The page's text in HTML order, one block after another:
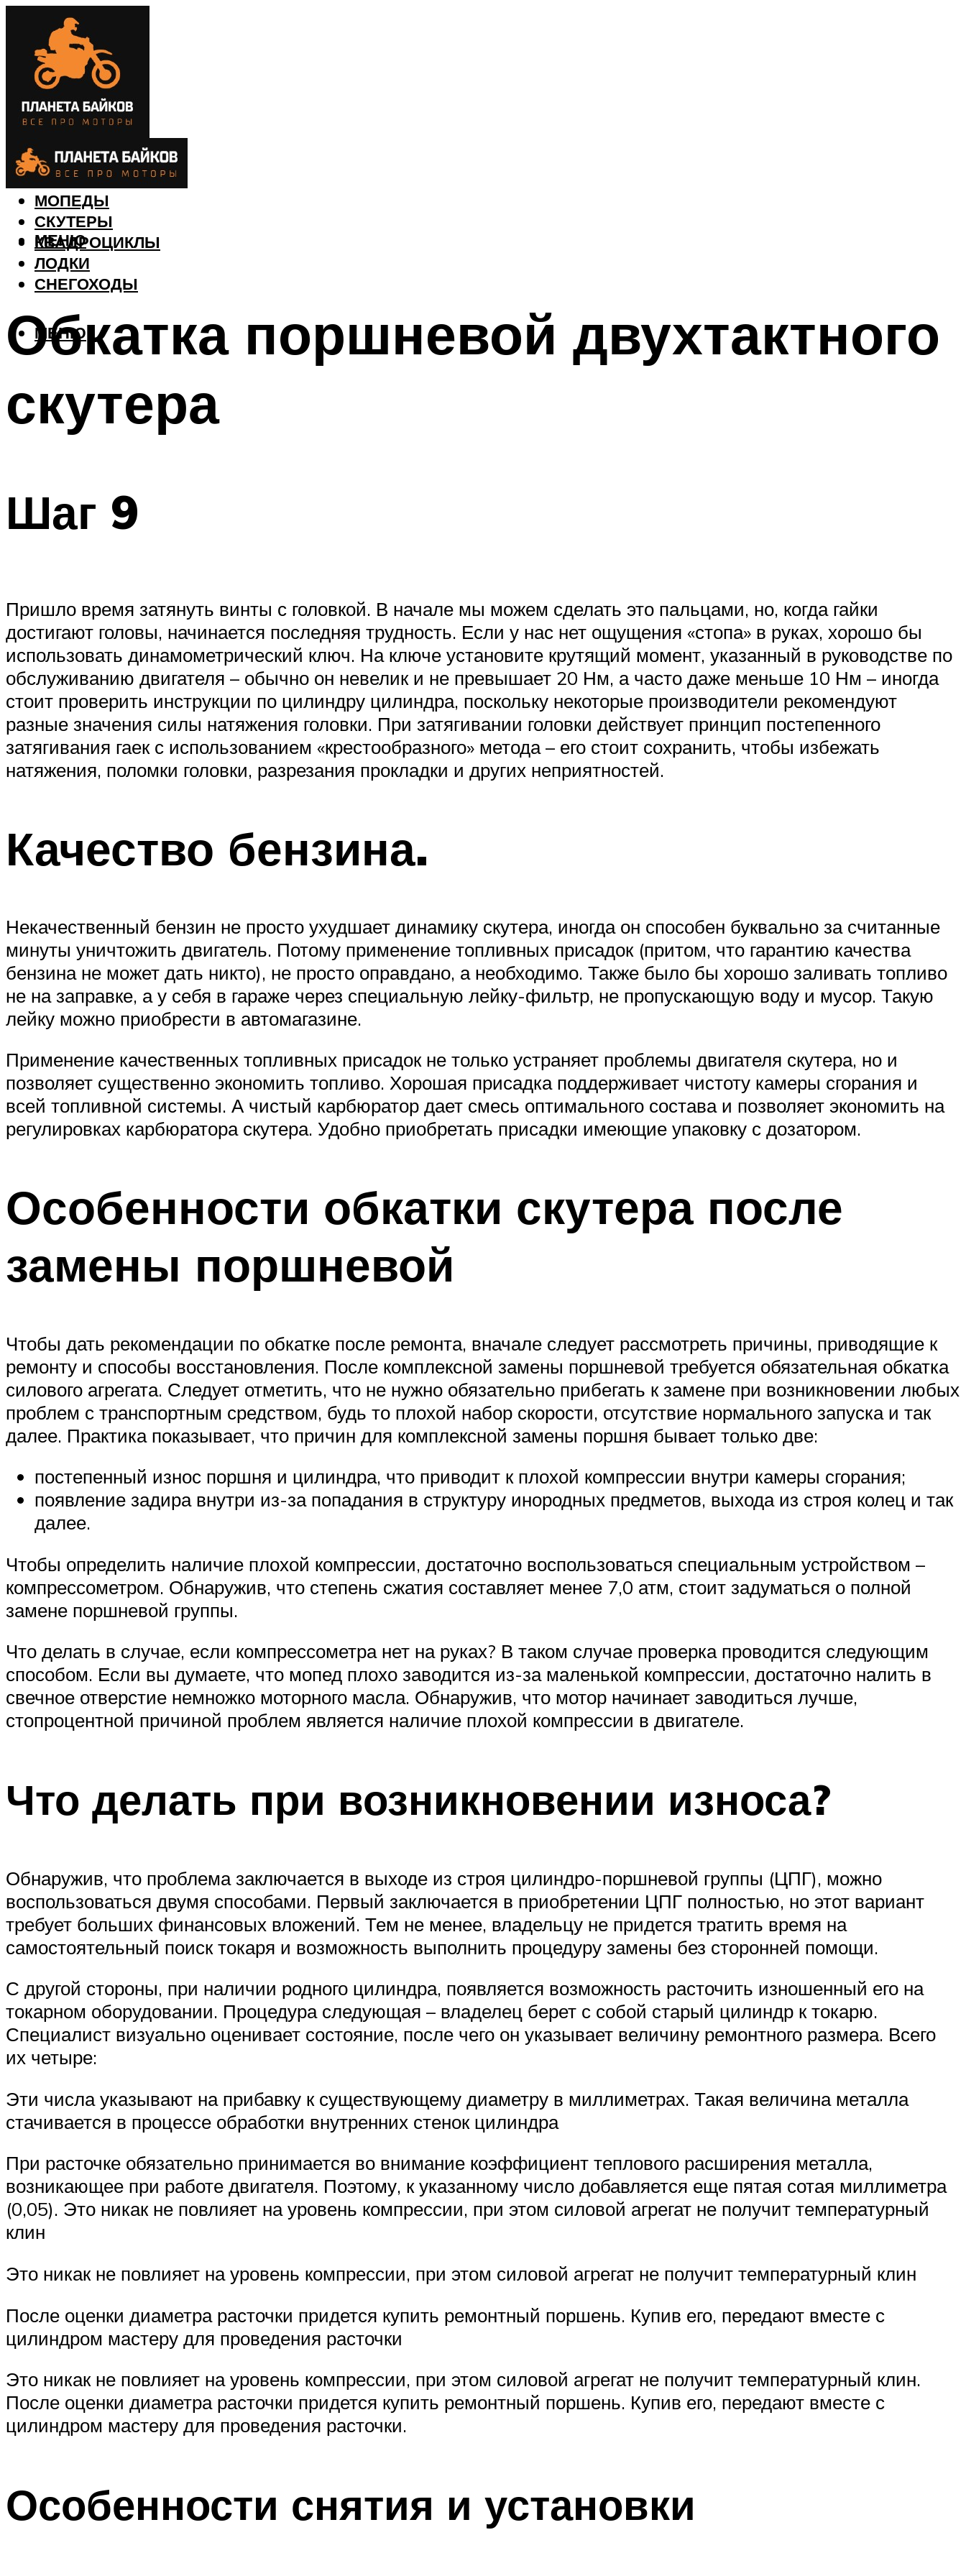
МОТОЦИКЛЫ
МОПЕДЫ
СКУТЕРЫ
КВАДРОЦИКЛЫ
ЛОДКИ
СНЕГОХОДЫ
МЕНЮ
МЕНЮ
Обкатка поршневой двухтактного
скутера
Шаг 9
Пришло время затянуть винты с головкой. В начале мы можем сделать это пальцами, но, когда гайки
достигают головы, начинается последняя трудность. Если у нас нет ощущения «стопа» в руках, хорошо бы
использовать динамометрический ключ. На ключе установите крутящий момент, указанный в руководстве по
обслуживанию двигателя – обычно он невелик и не превышает 20 Нм, а часто даже меньше 10 Нм – иногда
стоит проверить инструкции по цилиндру цилиндра, поскольку некоторые производители рекомендуют
разные значения силы натяжения головки. При затягивании головки действует принцип постепенного
затягивания гаек с использованием «крестообразного» метода – его стоит сохранить, чтобы избежать
натяжения, поломки головки, разрезания прокладки и других неприятностей.
Качество бензина.
Некачественный бензин не просто ухудшает динамику скутера, иногда он способен буквально за считанные
минуты уничтожить двигатель. Потому применение топливных присадок (притом, что гарантию качества
бензина не может дать никто), не просто оправдано, а необходимо. Также было бы хорошо заливать топливо
не на заправке, а у себя в гараже через специальную лейку-фильтр, не пропускающую воду и мусор. Такую
лейку можно приобрести в автомагазине.
Применение качественных топливных присадок не только устраняет проблемы двигателя скутера, но и
позволяет существенно экономить топливо. Хорошая присадка поддерживает чистоту камеры сгорания и
всей топливной системы. А чистый карбюратор дает смесь оптимального состава и позволяет экономить на
регулировках карбюратора скутера. Удобно приобретать присадки имеющие упаковку с дозатором.
Особенности обкатки скутера после
замены поршневой
Чтобы дать рекомендации по обкатке после ремонта, вначале следует рассмотреть причины, приводящие к
ремонту и способы восстановления. После комплексной замены поршневой требуется обязательная обкатка
силового агрегата. Следует отметить, что не нужно обязательно прибегать к замене при возникновении любых
проблем с транспортным средством, будь то плохой набор скорости, отсутствие нормального запуска и так
далее. Практика показывает, что причин для комплексной замены поршня бывает только две:
постепенный износ поршня и цилиндра, что приводит к плохой компрессии внутри камеры сгорания;
появление задира внутри из-за попадания в структуру инородных предметов, выхода из строя колец и так
далее.
Чтобы определить наличие плохой компрессии, достаточно воспользоваться специальным устройством –
компрессометром. Обнаружив, что степень сжатия составляет менее 7,0 атм, стоит задуматься о полной
замене поршневой группы.
Что делать в случае, если компрессометра нет на руках? В таком случае проверка проводится следующим
способом. Если вы думаете, что мопед плохо заводится из-за маленькой компрессии, достаточно налить в
свечное отверстие немножко моторного масла. Обнаружив, что мотор начинает заводиться лучше,
стопроцентной причиной проблем является наличие плохой компрессии в двигателе.
Что делать при возникновении износа?
Обнаружив, что проблема заключается в выходе из строя цилиндро-поршневой группы (ЦПГ), можно
воспользоваться двумя способами. Первый заключается в приобретении ЦПГ полностью, но этот вариант
требует больших финансовых вложений. Тем не менее, владельцу не придется тратить время на
самостоятельный поиск токаря и возможность выполнить процедуру замены без сторонней помощи.
С другой стороны, при наличии родного цилиндра, появляется возможность расточить изношенный его на
токарном оборудовании. Процедура следующая – владелец берет с собой старый цилиндр к токарю.
Специалист визуально оценивает состояние, после чего он указывает величину ремонтного размера. Всего
их четыре:
Эти числа указывают на прибавку к существующему диаметру в миллиметрах. Такая величина металла
стачивается в процессе обработки внутренних стенок цилиндра
При расточке обязательно принимается во внимание коэффициент теплового расширения металла,
возникающее при работе двигателя. Поэтому, к указанному число добавляется еще пятая сотая миллиметра
(0,05). Это никак не повлияет на уровень компрессии, при этом силовой агрегат не получит температурный
клин
Это никак не повлияет на уровень компрессии, при этом силовой агрегат не получит температурный клин
После оценки диаметра расточки придется купить ремонтный поршень. Купив его, передают вместе с
цилиндром мастеру для проведения расточки
Это никак не повлияет на уровень компрессии, при этом силовой агрегат не получит температурный клин.
После оценки диаметра расточки придется купить ремонтный поршень. Купив его, передают вместе с
цилиндром мастеру для проведения расточки.
Особенности снятия и установки